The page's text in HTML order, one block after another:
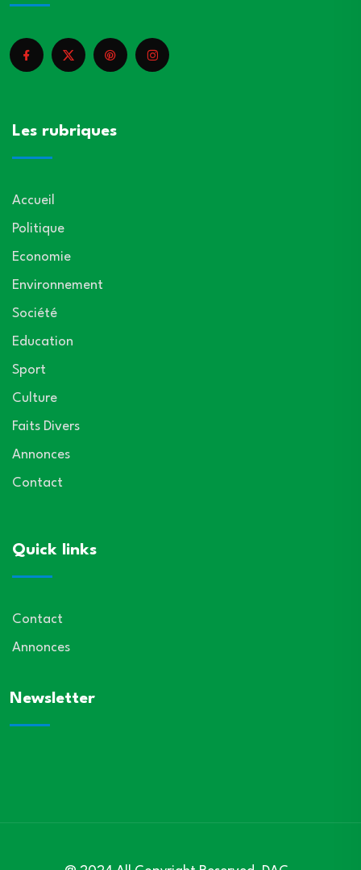
Les rubriques
Accueil
Politique
Economie
Environnement
Société
Education
Sport
Culture
Faits Divers
Annonces
Contact
Quick links
Contact
Annonces
Newsletter